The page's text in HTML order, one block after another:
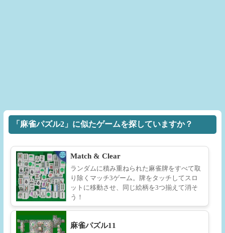
「麻雀パズル2」に似たゲームを探していますか？
Match & Clear
ランダムに積み重ねられた麻雀牌をすべて取
り除くマッチ3ゲーム。牌をタッチしてスロ
ットに移動させ、同じ絵柄を3つ揃えて消そ
う！
麻雀パズル11